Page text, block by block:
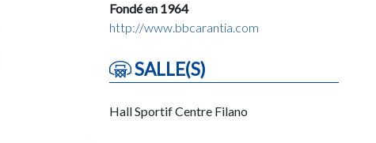
Fondé en 1964
http://www.bbcarantia.com
SALLE(S)
Hall Sportif Centre Filano